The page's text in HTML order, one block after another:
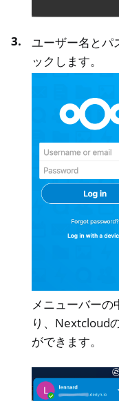
ユーザー名とパ
ックします。
メニューバー
り、Nextcloud
ができます。